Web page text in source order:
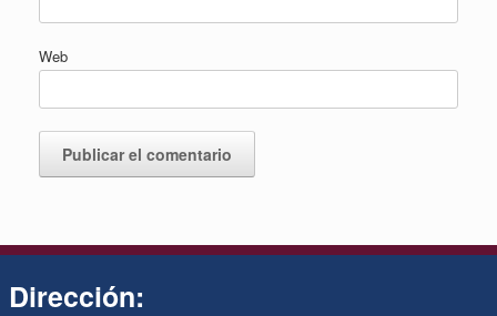
Web
Dirección: